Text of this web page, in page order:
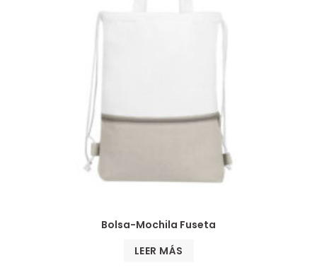
Bolsa-Mochila Fuseta
LEER MÁS